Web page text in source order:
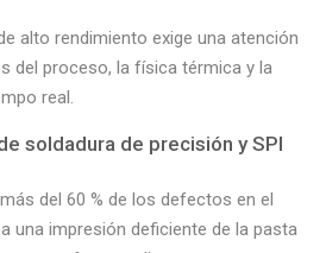
alto rendimiento exige una atención
del proceso, la física térmica y la
real.
soldadura de precisión y SPI
del 60 % de los defectos en el
una impresión deficiente de la pasta